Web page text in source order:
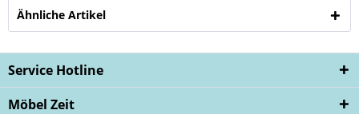
Ähnliche Artikel
Service Hotline
Möbel Zeit